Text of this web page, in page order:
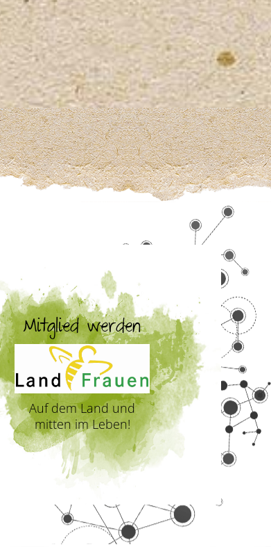
Mitglied werden
Auf dem Land und
mitten im Leben!